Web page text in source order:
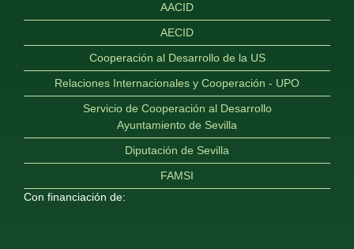
AACID
AECID
Cooperación al Desarrollo de la US
Relaciones Internacionales y Cooperación - UPO
Servicio de Cooperación al Desarrollo
Ayuntamiento de Sevilla
Diputación de Sevilla
FAMSI
Con financiación de: